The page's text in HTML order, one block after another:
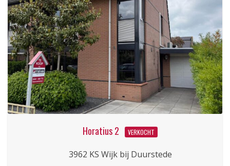
Horatius 2 VERKOCHT
3962 KS Wijk bij Duurstede